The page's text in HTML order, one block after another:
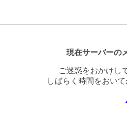
現在サーバーの
ご迷惑をおかけし
しばらく時間をおい